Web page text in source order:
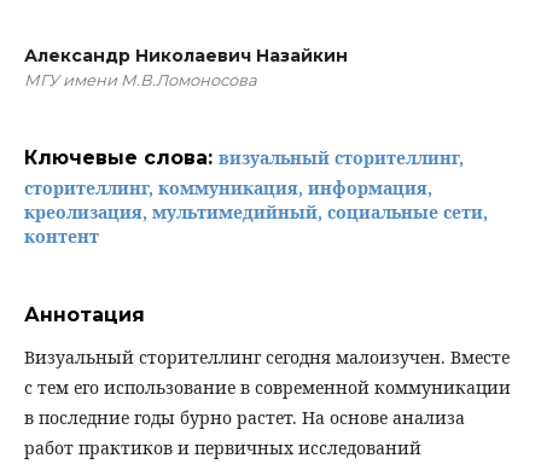
Александр Николаевич Назайкин
МГУ имени М.В.Ломоносова
Ключевые слова: визуальный сторителлинг,
сторителлинг, коммуникация, информация,
креолизация, мультимедийный, социальные сети,
контент
Аннотация
Визуальный сторителлинг сегодня малоизучен. Вместе
с тем его использование в современной коммуникации
в последние годы бурно растет. На основе анализа
работ практиков и первичных исследований